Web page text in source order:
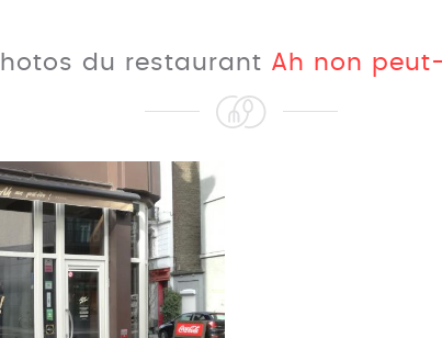
du restaurant Ah non